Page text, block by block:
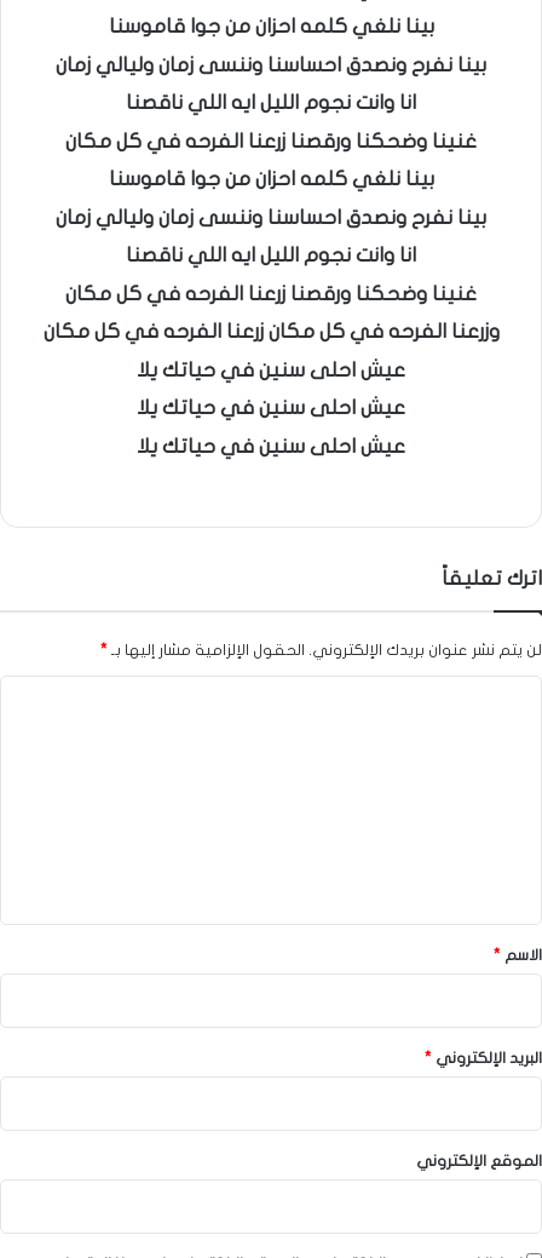
بينا نلغي كلمه احزان من جوا قاموسنا
بينا نفرح ونصدق احساسنا وننسى زمان وليالي زمان
انا وانت نجوم الليل ايه اللي ناقصنا
غنينا وضحكنا ورقصنا زرعنا الفرحه في كل مكان
بينا نلغي كلمه احزان من جوا قاموسنا
بينا نفرح ونصدق احساسنا وننسى زمان وليالي زمان
انا وانت نجوم الليل ايه اللي ناقصنا
غنينا وضحكنا ورقصنا زرعنا الفرحه في كل مكان
وزرعنا الفرحه في كل مكان زرعنا الفرحه في كل مكان
عيش احلى سنين في حياتك يلا
عيش احلى سنين في حياتك يلا
عيش احلى سنين في حياتك يلا
اترك تعليقاً
لن يتم نشر عنوان بريدك الإلكتروني. الحقول الإلزامية مشار إليها بـ *
*
الاسم *
البريد الإلكتروني *
الموقع الإلكتروني